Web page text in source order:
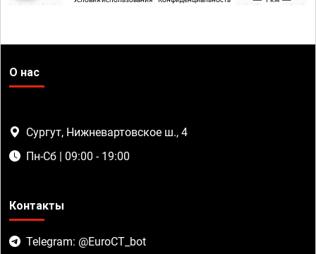
О нас
Сургут, Нижневартовское ш., 4
Пн-Сб | 09:00 - 19:00
Контакты
Telegram: @EuroCT_bot